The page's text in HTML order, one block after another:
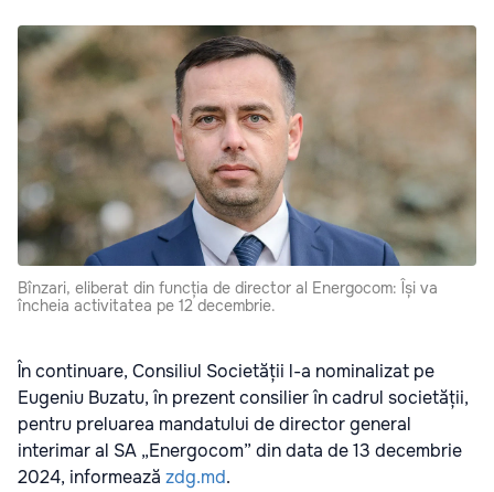
Bînzari, eliberat din funcția de director al Energocom: Își va
încheia activitatea pe 12 decembrie.
În continuare, Consiliul Societății l-a nominalizat pe
Eugeniu Buzatu, în prezent consilier în cadrul societății,
pentru preluarea mandatului de director general
interimar al SA „Energocom” din data de 13 decembrie
2024, informează zdg.md.